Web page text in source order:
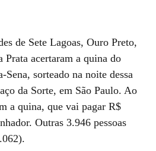
de Sete Lagoas, Ouro Preto,
Prata acertaram a quina do
sorteado na noite dessa
da Sorte, em São Paulo. Ao
a quina, que vai pagar R$
Outras 3.946 pessoas